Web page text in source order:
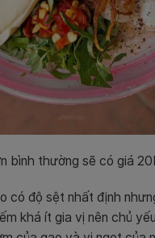
bình thường sẽ có giá
có độ sệt nhất định
khá ít gia vị nên chủ